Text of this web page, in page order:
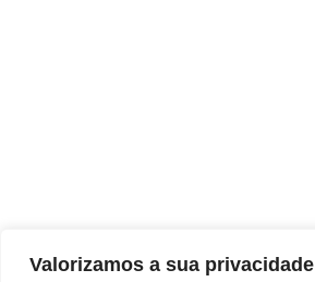
Valorizamos a sua privacidade